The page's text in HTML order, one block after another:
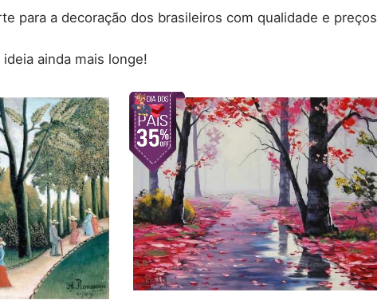
para a decoração dos brasileiros com qualidade e preços
ainda mais longe!